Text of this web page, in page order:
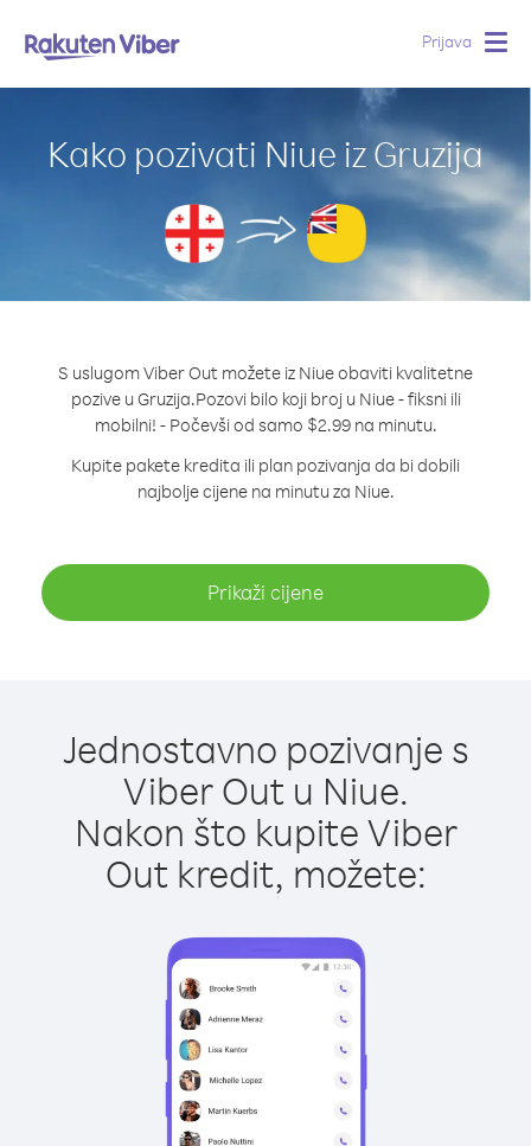
Prijava
Kako pozivati Niue iz Gruzija
S uslugom Viber Out možete iz Niue obaviti kvalitetne
pozive u Gruzija.Pozovi bilo koji broj u Niue - fiksni ili
mobilni! - Počevši od samo $2.99 na minutu.
Kupite pakete kredita ili plan pozivanja da bi dobili
najbolje cijene na minutu za Niue.
Prikaži cijene
Jednostavno pozivanje s
Viber Out u Niue.
Nakon što kupite Viber
Out kredit, možete: